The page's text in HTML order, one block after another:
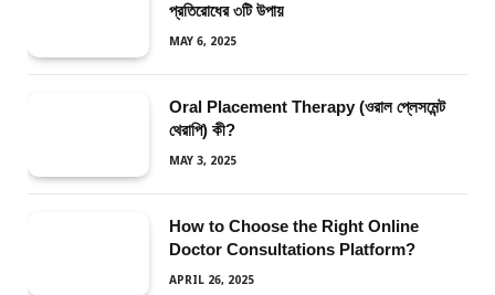
প্রতিরোধের ৩টি উপায়
MAY 6, 2025
Oral Placement Therapy (ওরাল প্লেসমেন্ট
থেরাপি) কী?
MAY 3, 2025
How to Choose the Right Online
Doctor Consultations Platform?
APRIL 26, 2025